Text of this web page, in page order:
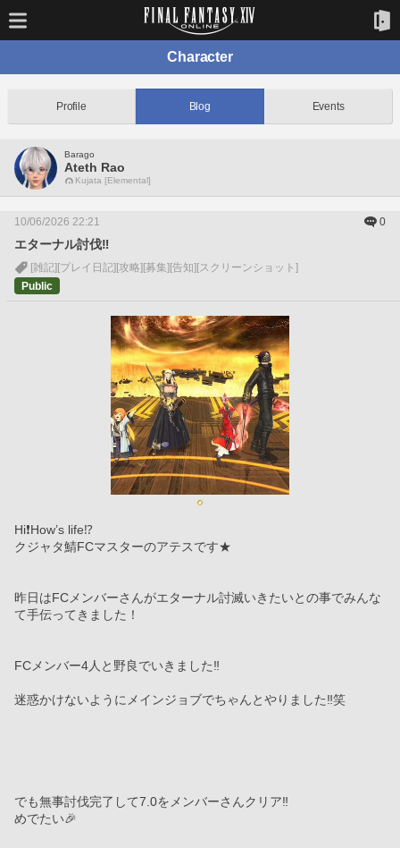
Character
Profile Blog Events
Barago
Ateth Rao
Kujata [Elemental]
10/06/2026 22:21 0
エターナル討伐‼️
[雑記] [プレイ日記] [攻略] [募集] [告知] [スクリーンショット]
Public
Hi❗️How’s life⁉️
クジャタ鯖FCマスターのアテスです★
昨日はFCメンバーさんがエターナル討滅いきたいとの事でみんな
て手伝ってきました！
FCメンバー4人と野良でいきました‼️
迷惑かけないようにメインジョブでちゃんとやりました‼️笑
でも無事討伐完了して7.0をメンバーさんクリア‼️
めでたい🎉